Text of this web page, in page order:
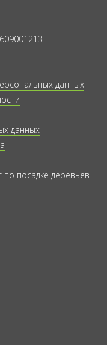
данных
данных
по посадке деревьев